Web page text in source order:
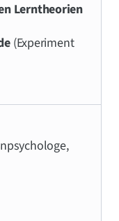
Lerntheorien
(Experiment